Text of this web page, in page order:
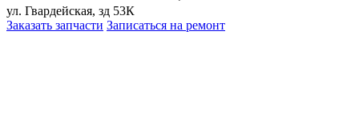
ул. Гвардейская, зд 53К
Заказать запчасти Записаться на ремонт